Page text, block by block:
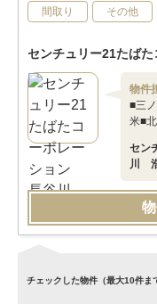
間取り その他
センチュリー21たば
物件
■三
米■
セン
川
チェックした物件（最大10件ま